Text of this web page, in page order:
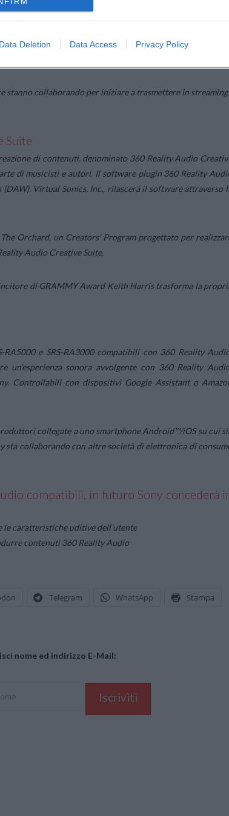
Data Deletion Data Access Privacy Policy
dare al pubblico l’impressione di assistere a un vero e
spaziale per offrire una soluzione innovativa anche agli
causa del COVID-19.
collaborando per iniziare a trasmettere in
Suite
di contenuti, denominato 360 Reality Audio
di musicisti e autori. Il software plugin 360 Reality
Virtual Sonics, Inc., rilascerà il software attraverso
The Orchard, un Creators’ Program progettato per
Audio Creative Suite.
di GRAMMY Award Keith Harris trasforma la
e SRS-RA3000 compatibili con 360 Reality
sonora avvolgente con 360 Reality
Controllabili con dispositivi Google Assistant o
collegate a uno smartphone Android™/iOS su cui
sta collaborando con altre società di elettronica di
compatibili, in futuro Sony concederà
le caratteristiche uditive dell’utente
contenuti 360 Reality Audio
Telegram WhatsApp Stampa
nome ed indirizzo E-Mail: